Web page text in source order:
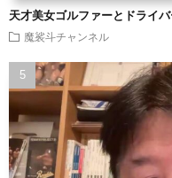
天才美女ゴルファーとドライ
魔裟斗チャンネル